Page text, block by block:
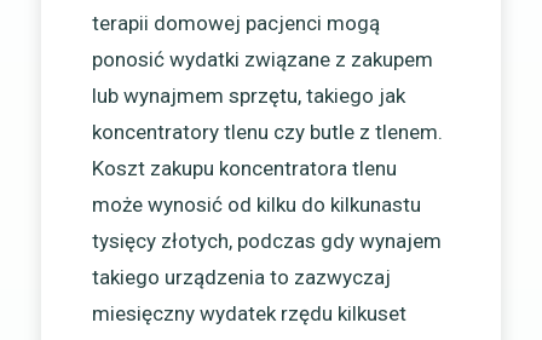
terapii domowej pacjenci mogą
ponosić wydatki związane z zakupem
lub wynajmem sprzętu, takiego jak
koncentratory tlenu czy butle z tlenem.
Koszt zakupu koncentratora tlenu
może wynosić od kilku do kilkunastu
tysięcy złotych, podczas gdy wynajem
takiego urządzenia to zazwyczaj
miesięczny wydatek rzędu kilkuset